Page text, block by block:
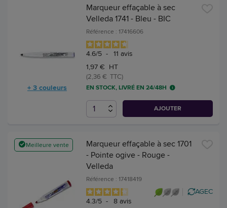
+ 3 couleurs
Marqueur effaçable à sec
Velleda 1741 - Bleu - BIC
Référence : 17416606
4.6/5 - 11 avis
1,97 € HT
(2,36 € TTC)
EN STOCK, LIVRÉ EN 24/48H
AJOUTER
Meilleure vente
Marqueur effaçable à sec 1701
- Pointe ogive - Rouge -
Velleda
Référence : 17418419
4.3/5 - 8 avis
AGEC